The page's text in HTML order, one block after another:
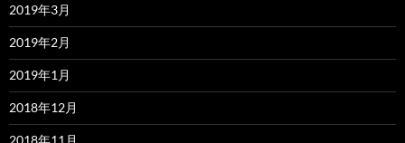
2019年3月
2019年2月
2019年1月
2018年12月
2018年11月